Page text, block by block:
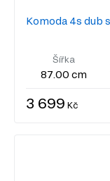
Komoda 4s dub
Šířka
87.00 cm
3 699 Kč